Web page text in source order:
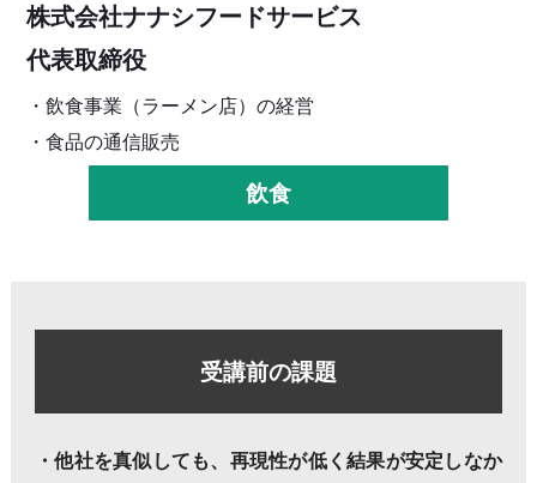
株式会社ナナシフードサービス
代表取締役
・飲食事業（ラーメン店）の経営
・食品の通信販売
飲食
受講前の課題
・他社を真似しても、再現性が低く結果が安定しなか